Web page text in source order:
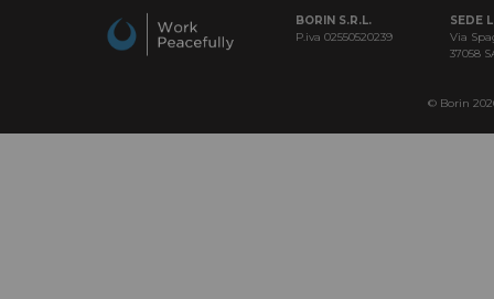
BORIN S.R.L.
P.iva 02550520239
SEDE
Via
37058
© Borin